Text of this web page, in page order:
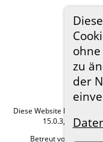
zu
der
Diese Website läuft mit
15.0.3,
Betreut von